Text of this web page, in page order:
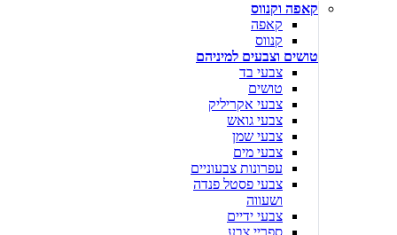
קאפה וקנווס
קאפה
קנווס
טושים וצבעים למיניהם
צבעי בד
טושים
צבעי אקריליק
צבעי גואש
צבעי שמן
צבעי מים
עפרונות צבעוניים
צבעי פסטל פנדה
ושעווה
צבעי ידיים
ספריי צבע